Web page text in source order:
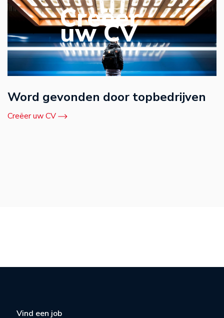
Creëer
uw CV
Word gevonden door topbedrijven
Creëer uw CV
Vind een job